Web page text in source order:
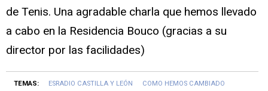
de Tenis. Una agradable charla que hemos llevado
a cabo en la Residencia Bouco (gracias a su
director por las facilidades)
TEMAS: ESRADIO CASTILLA Y LEÓN
COMO HEMOS CAMBIADO